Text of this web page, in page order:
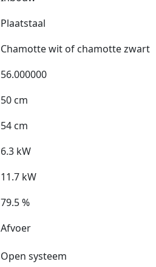
Plaatstaal
Chamotte wit of chamotte zwart
56.000000
50 cm
54 cm
6.3 kW
11.7 kW
79.5 %
Afvoer
Open systeem